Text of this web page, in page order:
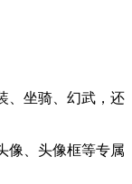
、坐骑、幻武，还
像、头像框等专属